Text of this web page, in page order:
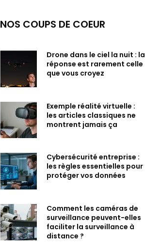
NOS COUPS DE COEUR
Drone dans le ciel la nuit : la
réponse est rarement celle
que vous croyez
Exemple réalité virtuelle :
les articles classiques ne
montrent jamais ça
Cybersécurité entreprise :
les règles essentielles pour
protéger vos données
Comment les caméras de
surveillance peuvent-elles
faciliter la surveillance à
distance ?